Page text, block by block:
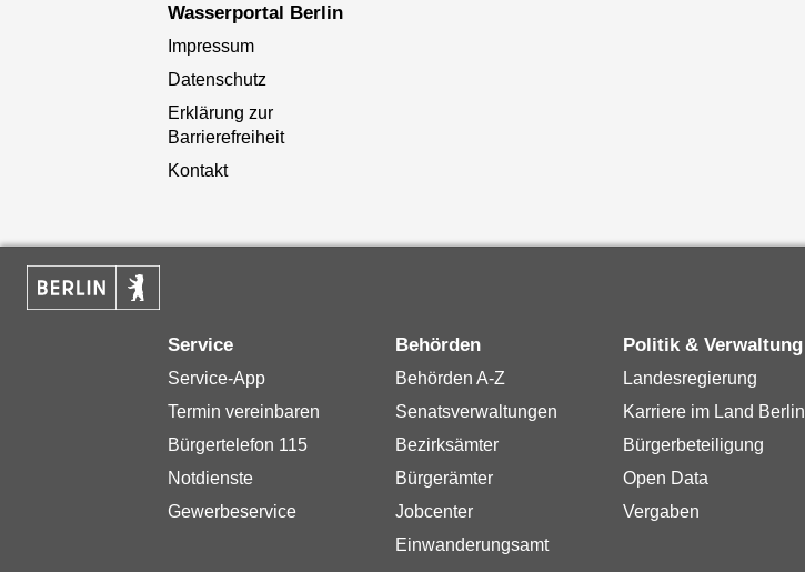
Wasserportal Berlin
Impressum
Datenschutz
Erklärung zur
Barrierefreiheit
Kontakt
Service
Service-App
Termin vereinbaren
Bürgertelefon 115
Notdienste
Gewerbeservice
Behörden
Behörden A-Z
Senatsverwaltungen
Bezirksämter
Bürgerämter
Jobcenter
Einwanderungsamt
Politik & Verwaltung
Landesregierung
Karriere im Land Berlin
Bürgerbeteiligung
Open Data
Vergaben